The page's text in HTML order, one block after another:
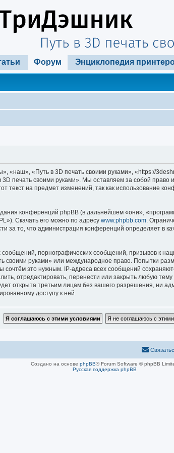
Форум Энциклопедия
«наш», «Путь в 3D печать своими руками», «https://
печать своими руками». Мы оставляем за собой
на предмет изменений, так как использование
конференций phpBB (в дальнейшем «они»,
Скачать его можно по адресу www.phpbb.com .
за то, что администрация конференций определяет в
порнографических сообщений, призывов к
своими руками» или международное право. Попытки
это нужным. IP-адреса всех сообщений
отредактировать, перенести или закрыть любую
открыта третьим лицам без вашего разрешения, ни
доступу к ней.
Создано на основе phpBB® Forum Software © phpBB
Русская поддержка phpBB